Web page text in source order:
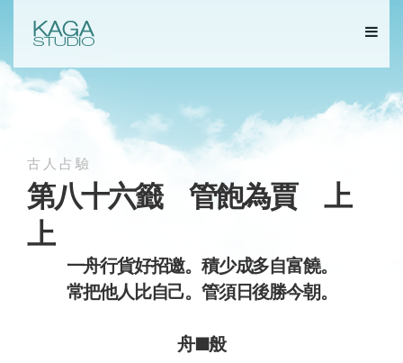
古人占驗
第八十六籤 管飽為賈 上
上
一舟行貨好招邀。積少成多自富饒。
常把他人比自己。管須日後勝今朝。
舟■般